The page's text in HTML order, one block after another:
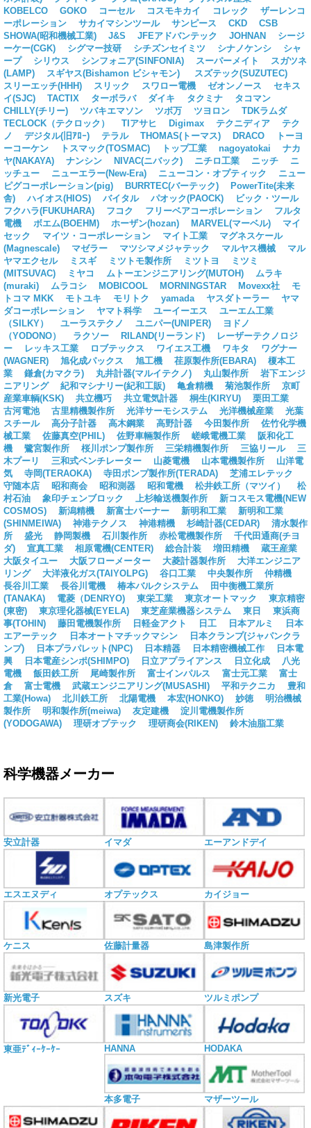
KOBELCO
GOKO コーセル コスモキカイ コレック
ザーレンコ
ーポレーション
サカイマシンツール サンピース CKD
CSB
SHOWA(昭和機械工業)
J&S JFEアドバンテック JOHNAN
シージ
ーケー(CGK)
シグマー技研 シチズンセイミツ シナノケンシ
シャ
ープ
シリウス シンフォニア(SINFONIA) スーパーメイト
スガツネ
(LAMP)
スギヤス(Bishamon ビシャモン)
スズテック(SUZUTEC)
スリーエッチ(HHH)
スリック スワロー電機 ゼオンノース
セキス
イ(SJC)
TACTIX ターボラバ ダイキ タクミナ
タコマン
CHILLY(チリー)
ツバキエマソン ツボ万 ツヨロン
TDKラムダ
TECLOCK（テクロック）
TIアサヒ Digimax テクニディア
テク
ノ
デジタル(旧ｱﾛｰ) テラル THOMAS(トーマス) DRACO
トーヨ
ーコーケン
トスマック(TOSMAC) トップ工業 nagoyatokai
ナカ
ヤ(NAKAYA)
ナンシン NIVAC(ニバック) ニチロ工業 ニッチ
ニ
ッチュー
ニューエラー(New-Era) ニューコン・オプティック
ニュー
ピグコーポレーション(pig)
BURRTEC(バーテック)
PowerTite(未来
舎)
ハイオス(HIOS) バイタル パオック(PAOCK)
ビック・ツール
フクハラ(FUKUHARA)
フコク フリーベアコーポレーション
フルタ
電機
ボエム(BOEHM) ホーザン(hozan) MARVEL(マーベル)
マイ
セック
マイツ・コーポレーション マイト工業
マグネスケール
(Magnescale)
マゼラー マツシマメジャテック マルヤス機械
マル
ヤマエクセル
ミスギ ミツトモ製作所 ミツトヨ
ミツミ
(MITSUVAC)
ミヤコ ムトーエンジニアリング(MUTOH)
ムラキ
(muraki)
ムラコシ MOBICOOL MORNINGSTAR Movexx社
モ
トコマ MKK
モトユキ モリトク yamada ヤスダトーラー
ヤマ
ダコーポレーション
ヤマト科学 ユーイーエス
ユーエム工業
（SILKY）
ユーラステクノ ユニパー(UNIPER)
ヨドノ
（YODONO）
ラクソー RILAND(リーランド)
レーザーテクノロジ
ー
レッキス工業 ロブテックス ワイエス工機 ワキタ
ワグナー
(WAGNER)
旭化成パックス 旭工機 荏原製作所(EBARA)
榎本工
業
鎌倉(カマクラ) 丸井計器(マルイテクノ) 丸山製作所
岩下エンジ
ニアリング
紀和マシナリー(紀和工販) 亀倉精機 菊池製作所
京町
産業車輌(KSK)
共立機巧 共立電気計器 桐生(KIRYU)
栗田工業
古河電池
古里精機製作所 光洋サーモシステム 光洋機械産業
光葉
スチール
高分子計器 高木鋼業 高野計器 今田製作所
佐竹化学機
械工業
佐藤真空(PHIL) 佐野車輛製作所 嵯峨電機工業
阪和化工
機
鷺宮製作所 桜川ポンプ製作所 三栄精機製作所 三協リール
三
木プーリ
三和式ベンチレーター 山菱電機 山本電機製作所
山洋電
気
寺岡(TERAOKA) 寺田ポンプ製作所(TERADA)
芝浦エレテック
守随本店
昭和商会 昭和測器 昭和電機 松井鉄工所（マツイ）
松
村石油
象印チェンブロック 上杉輸送機製作所
新コスモス電機(NEW
COSMOS)
新潟精機 新富士バーナー 新明和工業
新明和工業
(SHINMEIWA)
神港テクノス 神港精機 杉崎計器(CEDAR)
清水製作
所
盛光 静岡製機 石川製作所 赤松電機製作所
千代田通商(チヨ
ダ)
宣真工業 相原電機(CENTER) 総合計装 増田精機
蔵王産業
大阪タイユー
大阪フローメーター 大菱計器製作所
大洋エンジニア
リング
大洋液化ガス(TAIYOLPG) 谷口工業 中央製作所
仲精機
長谷川工業
長谷川電機 椿本バルクシステム
田中衡機工業所
(TANAKA)
電菱（DENRYO) 東栄工業 東京オートマック
東京精密
(東密)
東京理化器械(EYELA) 東芝産業機器システム 東日
東浜商
事(TOHIN)
藤田電機製作所 日軽金アクト 日工 日本アルミ
日本
エアーテック
日本オートマチックマシン
日本クランプ(ジャパンクラ
ンプ)
日本プラパレット(NPC) 日本精器 日本精密機械工作
日本電
興
日本電産シンポ(SHIMPO) 日立アプライアンス 日立化成
八光
電機
飯田鉄工所 尾崎製作所 富士インパルス 富士元工業
富士
倉
富士電機 武蔵エンジニアリング(MUSASHI) 平和テクニカ
豊和
工業(Howa)
北川鉄工所 北陽電機 本宏(HONKO) 妙徳
明治機械
製作所
明和製作所(meiwa) 友定建機
淀川電機製作所
(YODOGAWA)
理研オプテック 理研商会(RIKEN) 鈴木油脂工業
科学機器メーカー
安立計器 イマダ エーアンドデイ
エスエヌディ オプテックス カイジョー
ケニス 佐藤計量器 島津製作所
新光電子 スズキ ツルミポンプ
東亜ﾃﾞｨｰｹｰｹｰ HANNA HODAKA
本多電子 マザーツール